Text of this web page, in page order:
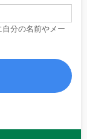
分の名前やメー